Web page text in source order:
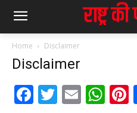
Home Disclaimer
Disclaimer
Facebook
Twitter
Email